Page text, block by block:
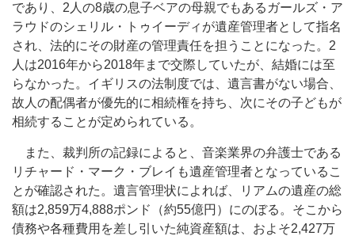
であり、2人の8歳の息子ベアの母親でもあるガールズ・ア
ラウドのシェリル・トゥイーディが遺産管理者として指名
され、法的にその財産の管理責任を担うことになった。2
人は2016年から2018年まで交際していたが、結婚には至
らなかった。イギリスの法制度では、遺言書がない場合、
故人の配偶者が優先的に相続権を持ち、次にその子どもが
相続することが定められている。
また、裁判所の記録によると、音楽業界の弁護士である
リチャード・マーク・ブレイも遺産管理者となっているこ
とが確認された。遺言管理状によれば、リアムの遺産の総
額は2,859万4,888ポンド（約55億円）にのぼる。そこから
債務や各種費用を差し引いた純資産額は、およそ2,427万